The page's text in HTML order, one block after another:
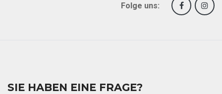
Folge uns:
SIE HABEN EINE FRAGE?